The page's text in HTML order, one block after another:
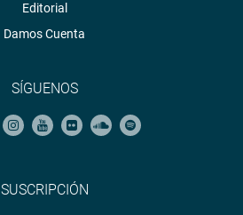
Editorial
Damos Cuenta
SÍGUENOS
SUSCRIPCIÓN